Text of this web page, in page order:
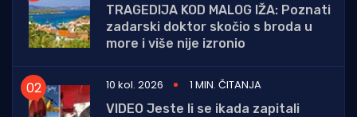
TRAGEDIJA KOD MALOG IŽA: Poznati
zadarski doktor skočio s broda u
more i više nije izronio
10 kol. 2026
1 MIN. ČITANJA
VIDEO Jeste li se ikada zapitali